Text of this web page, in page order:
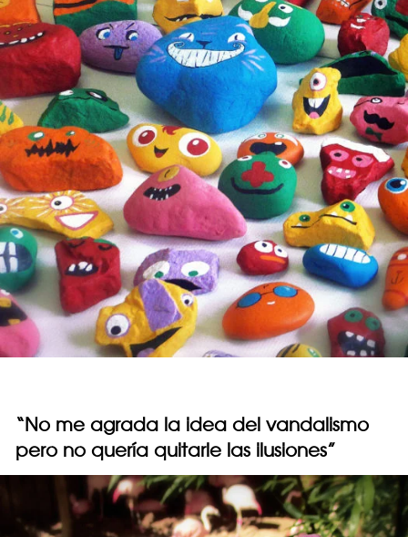
“No me agrada la idea del vandalismo
pero no quería quitarle las ilusiones”